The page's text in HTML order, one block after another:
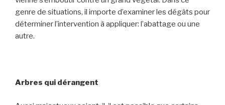
genre de situations, il importe d’examiner les dégâts pour
déterminer l’intervention à appliquer: l’abattage ou une
autre.
Arbres qui dérangent